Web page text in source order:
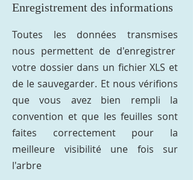
Enregistrement des informations
Toutes les données transmises
nous permettent de d'enregistrer
votre dossier dans un fichier XLS et
de le sauvegarder. Et nous vérifions
que vous avez bien rempli la
convention et que les feuilles sont
faites correctement pour la
meilleure visibilité une fois sur
l'arbre